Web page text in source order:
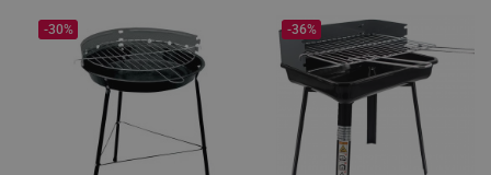
-30% -36%